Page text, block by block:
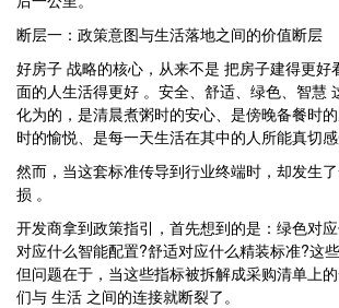
断层一：政策意图与生活落地之间的价值断层
好房子 战略的核心，从来不是 把房子建得更好
面的人生活得更好 。安全、舒适、绿色、智慧
化为的，是清晨煮粥时的安心、是傍晚备餐时
时的愉悦、是每一天生活在其中的人所能真切感
然而，当这套标准传导到行业终端时，却发生
损 。
开发商拿到政策指引，首先想到的是：绿色对
对应什么智能配置?舒适对应什么精装标准?这
但问题在于，当这些指标被拆解成采购清单上
们与 生活 之间的连接就断裂了。